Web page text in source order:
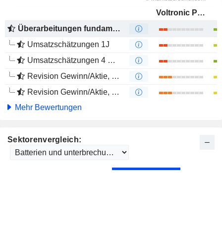
Voltronic Power Technology Corp.
Überarbeitungen fundamentaler Schätzungen
Umsatzschätzungen 1J
Umsatzschätzungen 4 Monate
Revision Gewinn/Aktie, 1 Jahr
Revision Gewinn/Aktie, 4 Monate
Mehr Bewertungen
Sektorenvergleich: